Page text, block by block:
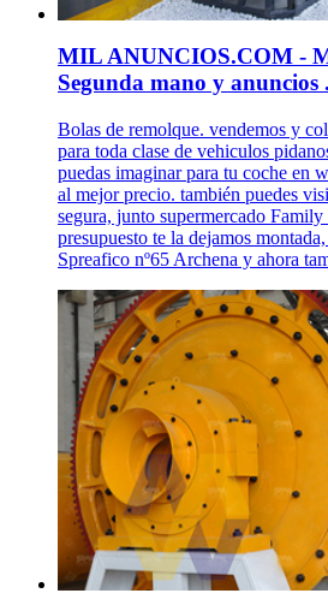
MIL ANUNCIOS.COM -
Segunda mano y anuncios
Bolas de remolque. vendemos y
para toda clase de vehiculos
puedas imaginar para tu coche en
al mejor precio. también puedes
segura, junto supermercado
presupuesto te la dejamos
Spreafico nº65 Archena y ahora